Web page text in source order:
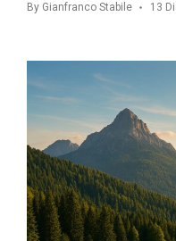
By Gianfranco Stabile 13